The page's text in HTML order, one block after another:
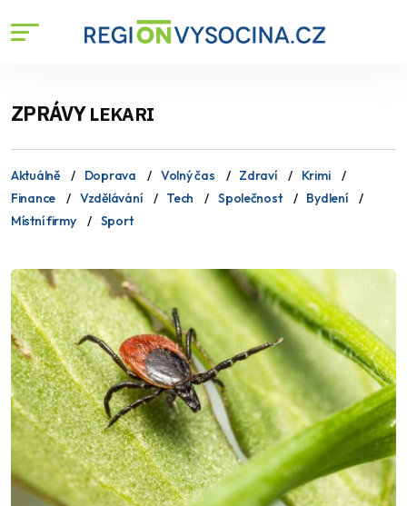
ZPRÁVYLEKARI
Aktuálně Doprava Volný čas Zdraví
Krimi
Finance
Vzdělávání Tech Společnost
Bydlení
Místní firmy
Sport